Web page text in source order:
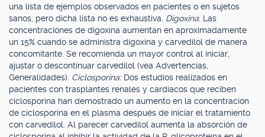
una lista de ejemplos observados en pacientes o en sujetos
sanos, pero dicha lista no es exhaustiva. Digoxina: Las
concentraciones de digoxina aumentan en aproximadamente
un 15% cuando se administra digoxina y carvedilol de manera
concomitante. Se recomienda un mayor control al iniciar,
ajustar o descontinuar carvedilol (vea Advertencias,
Generalidades). Ciclosporina: Dos estudios realizados en
pacientes con trasplantes renales y cardíacos que reciben
ciclosporina han demostrado un aumento en la concentración
de ciclosporina en el plasma después de iniciar el tratamiento
con carvedilol. Al parecer carvedilol aumenta la absorción de